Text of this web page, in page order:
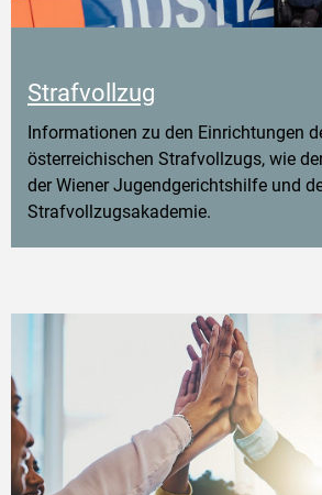
Strafvollzug
Informationen zu den Einrichtungen
österreichischen Strafvollzugs, wie
der Wiener Jugendgerichtshilfe und
Strafvollzugsakademie.